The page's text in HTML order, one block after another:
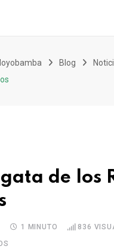
Blog
de los
1 MINUTO 836